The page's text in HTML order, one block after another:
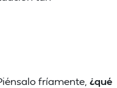
fríamente, ¿qué